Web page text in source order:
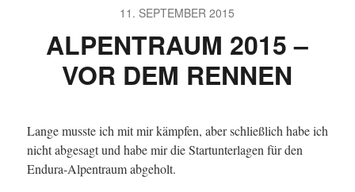
11. SEPTEMBER 2015
ALPENTRAUM 2015 –
VOR DEM RENNEN
Lange musste ich mit mir kämpfen, aber schließlich habe ich
nicht abgesagt und habe mir die Startunterlagen für den
Endura-Alpentraum abgeholt.